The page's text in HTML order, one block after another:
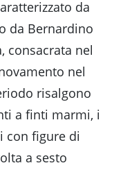
da
da Bernardino
consacrata nel
nel
risalgono
a finti marmi, i
con figure di
a sesto